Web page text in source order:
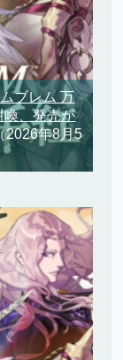
ブレム 万
喚、発売が
2026年8月5